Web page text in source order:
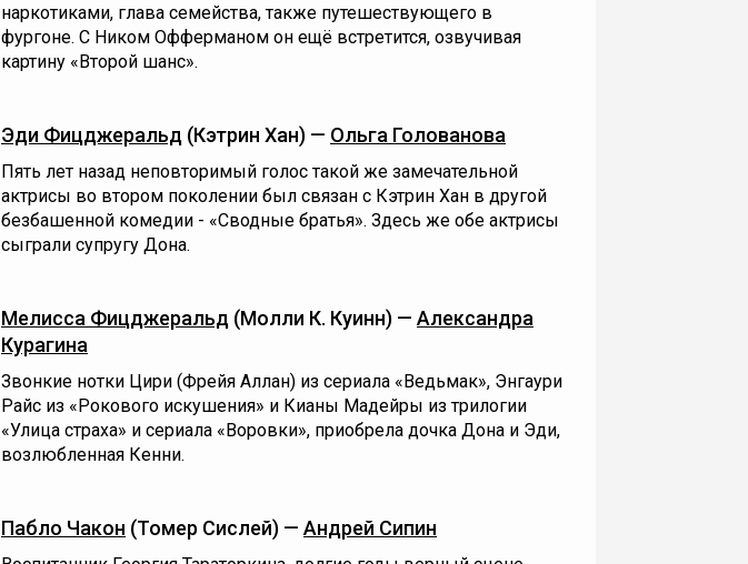
наркотиками, глава семейства, также путешествующего в
фургоне. С Ником Офферманом он ещё встретится, озвучивая
картину «Второй шанс».
Эди Фицджеральд (Кэтрин Хан) — Ольга Голованова
Пять лет назад неповторимый голос такой же замечательной
актрисы во втором поколении был связан с Кэтрин Хан в другой
безбашенной комедии - «Сводные братья». Здесь же обе актрисы
сыграли супругу Дона.
Мелисса Фицджеральд (Молли К. Куинн) — Александра
Курагина
Звонкие нотки Цири (Фрейя Аллан) из сериала «Ведьмак», Энгаури
Райс из «Рокового искушения» и Кианы Мадейры из трилогии
«Улица страха» и сериала «Воровки», приобрела дочка Дона и Эди,
возлюбленная Кенни.
Пабло Чакон (Томер Сислей) — Андрей Сипин